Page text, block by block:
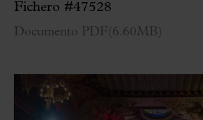
Fichero #47528
Documento PDF(6.60MB )